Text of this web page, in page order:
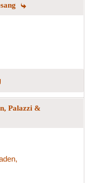
Palazzi &